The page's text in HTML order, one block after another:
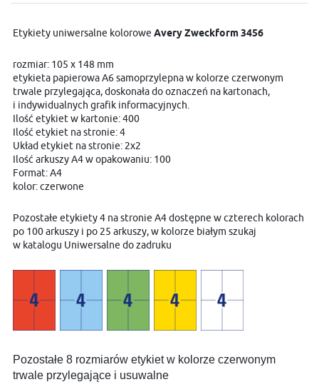
Etykiety uniwersalne kolorowe Avery Zweckform 3456
rozmiar: 105 x 148 mm
etykieta papierowa A6 samoprzylepna w kolorze czerwonym
trwale przylegająca, doskonała do oznaczeń na kartonach,
i indywidualnych grafik informacyjnych.
Ilość etykiet w kartonie: 400
Ilość etykiet na stronie: 4
Układ etykiet na stronie: 2x2
Ilość arkuszy A4 w opakowaniu: 100
Format: A4
kolor: czerwone
Pozostałe etykiety 4 na stronie A4 dostępne w czterech kolorach
po 100 arkuszy i po 25 arkuszy, w kolorze białym szukaj
w katalogu Uniwersalne do zadruku
Pozostałe 8 rozmiarów etykiet w kolorze czerwonym
trwale przylegające i usuwalne